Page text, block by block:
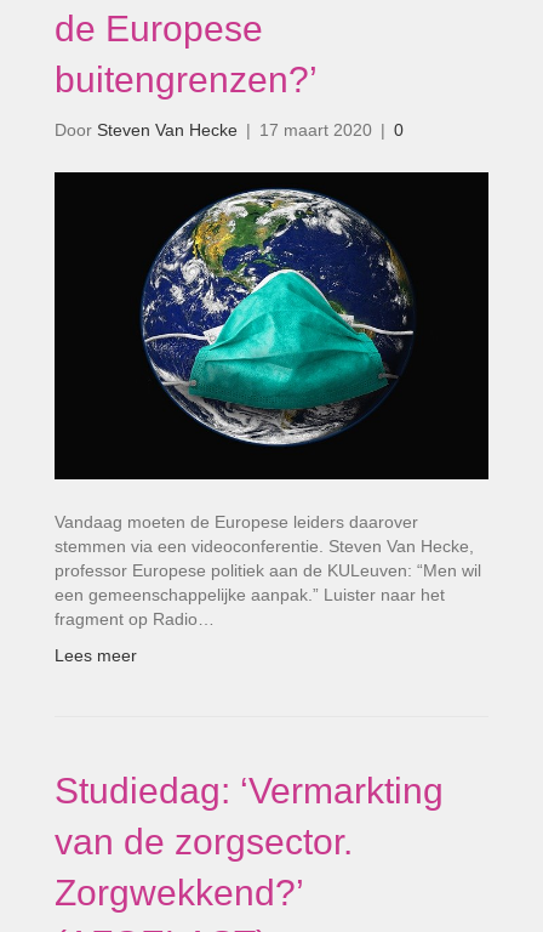
de Europese
buitengrenzen?’
Door Steven Van Hecke | 17 maart 2020 | 0
Vandaag moeten de Europese leiders daarover
stemmen via een videoconferentie. Steven Van Hecke,
professor Europese politiek aan de KULeuven: “Men wil
een gemeenschappelijke aanpak.” Luister naar het
fragment op Radio…
Lees meer
Studiedag: ‘Vermarkting
van de zorgsector.
Zorgwekkend?’